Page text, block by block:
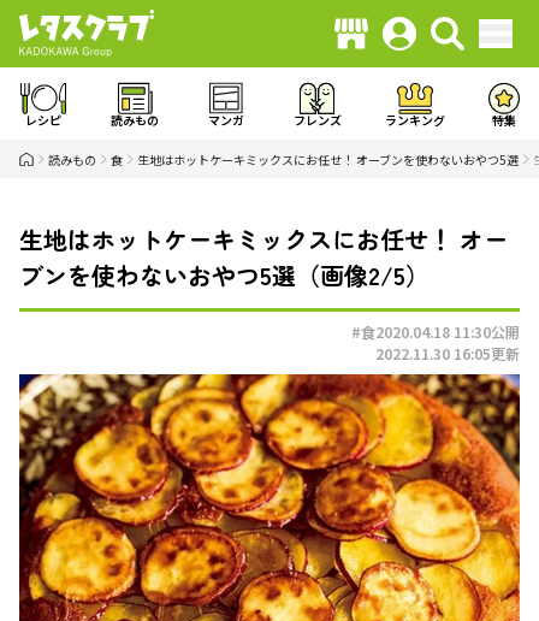
レシピ 読みもの マンガ フレンズ ランキング 特集
読みもの 食 生地はホットケーキミックスにお任せ！ オーブンを使わないおやつ5選
生地はホットケーキミックスにお任せ！ オー
ブンを使わないおやつ5選（画像2/5）
#食2020.04.18 11:30公開
2022.11.30 16:05更新